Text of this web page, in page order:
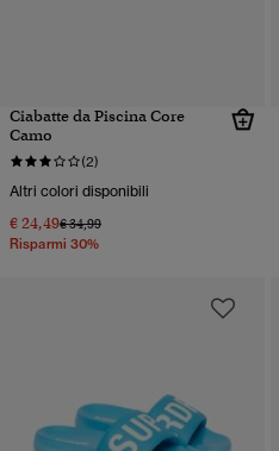
Ciabatte da Piscina Core
Camo
(2)
Altri colori disponibili
€ 24,49Prezzo ridotto da
€ 34,99a
Risparmi 30%